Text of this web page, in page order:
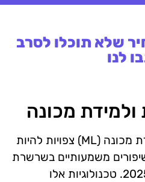
שלא תוכלו לסרב
לנו
ולמידת מכונה
בינה מלאכותית (AI) ולמידת מכונה (ML) צפויות להיות
משמעותיים בשרשרת
האספקה החכמה בשנת 2025. טכנולוגיות אלו